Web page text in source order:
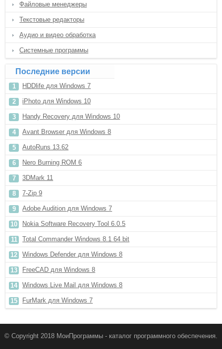
Файловые менеджеры
Текстовые редакторы
Аудио и видео обработка
Системные программы
Последние версии
HDDlife для Windows 7
iPhoto для Windows 10
Handy Recovery для Windows 10
Avant Browser для Windows 8
AutoRuns 13.62
Nero Burning ROM 6
3DMark 11
7-Zip 9
Adobe Audition для Windows 7
Nokia Software Recovery Tool 6.0.5
Total Commander Windows 8.1 64 bit
Windows Defender для Windows 8
FreeCAD для Windows 8
Windows Live Mail для Windows 8
FurMark для Windows 7
© Copyright 2018 МоиПрограммы - каталог программного обеспечения.